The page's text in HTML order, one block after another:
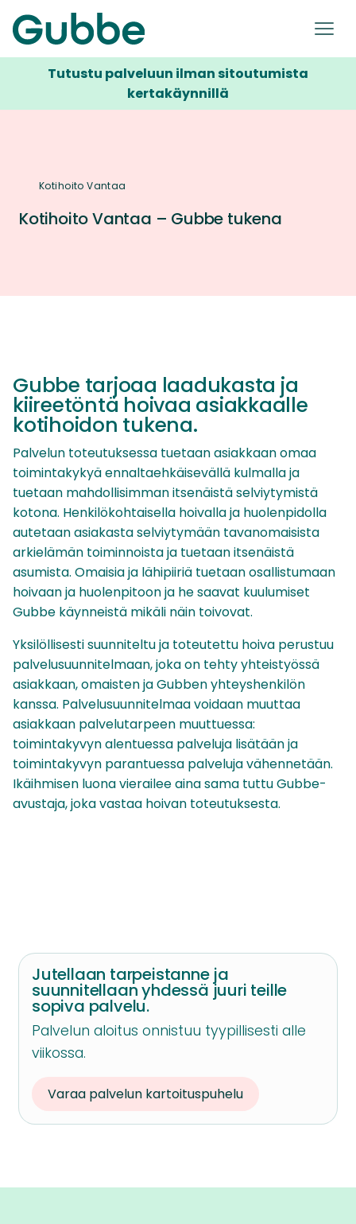
Tutustu palveluun ilman sitoutumista
kertakäynnillä
Kotihoito Vantaa
Kotihoito Vantaa – Gubbe tukena
Gubbe tarjoaa laadukasta ja
kiireetöntä hoivaa asiakkaalle
kotihoidon tukena.
Palvelun toteutuksessa tuetaan asiakkaan omaa
toimintakykyä ennaltaehkäisevällä kulmalla ja
tuetaan mahdollisimman itsenäistä selviytymistä
kotona. Henkilökohtaisella hoivalla ja huolenpidolla
autetaan asiakasta selviytymään tavanomaisista
arkielämän toiminnoista ja tuetaan itsenäistä
asumista. Omaisia ja lähipiiriä tuetaan osallistumaan
hoivaan ja huolenpitoon ja he saavat kuulumiset
Gubbe käynneistä mikäli näin toivovat.
Yksilöllisesti suunniteltu ja toteutettu hoiva perustuu
palvelusuunnitelmaan, joka on tehty yhteistyössä
asiakkaan, omaisten ja Gubben yhteyshenkilön
kanssa. Palvelusuunnitelmaa voidaan muuttaa
asiakkaan palvelutarpeen muuttuessa:
toimintakyvyn alentuessa palveluja lisätään ja
toimintakyvyn parantuessa palveluja vähennetään.
Ikäihmisen luona vierailee aina sama tuttu Gubbe-
avustaja, joka vastaa hoivan toteutuksesta.
Jutellaan tarpeistanne ja
suunnitellaan yhdessä juuri teille
sopiva palvelu.
Palvelun aloitus onnistuu tyypillisesti alle
viikossa.
Varaa palvelun kartoituspuhelu